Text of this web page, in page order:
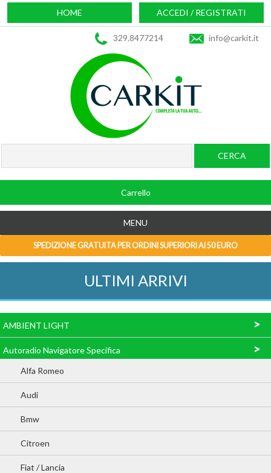
HOME ACCEDI / REGISTRATI
329.8477214 info@carkit.it
Carrello
MENU
SPEDIZIONE GRATUITA PER ORDINI SUPERIORI AI 50 EURO
ULTIMI ARRIVI
AMBIENT LIGHT >
Autoradio Navigatore Specifica >
Alfa Romeo
Audi
Bmw
Citroen
Fiat / Lancia